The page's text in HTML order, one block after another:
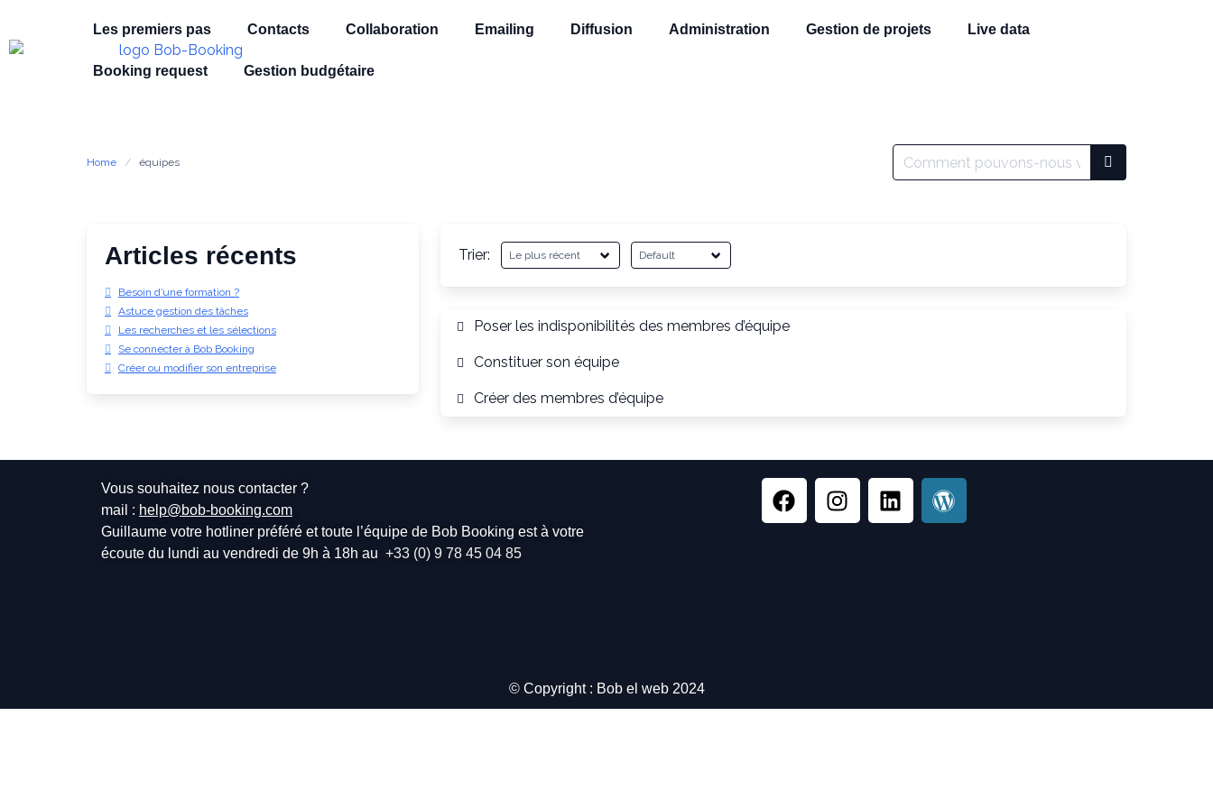
Les premiers pas Contacts Collaboration Emailing Diffusion Administration Gestion de projets Live data
Booking request Gestion budgétaire
Home équipes
Articles récents
Besoin d’une formation ?
Astuce gestion des tâches
Les recherches et les sélections
Se connecter à Bob Booking
Créer ou modifier son entreprise
Trier:
Poser les indisponibilités des membres d’équipe
Constituer son équipe
Créer des membres d’équipe
Vous souhaitez nous contacter ?
mail : help@bob-booking.com
Guillaume votre hotliner préféré et toute l’équipe de Bob Booking est à votre
écoute du lundi au vendredi de 9h à 18h au +33 (0) 9 78 45 04 85
© Copyright : Bob el web 2024